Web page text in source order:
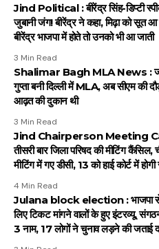
Jind Political : बीरेंद्र सिंह-डिप्टी
जुबानी जंग! बीरेंद्र ने कहा, मिढ़ा को सूत आ
बीरेंद्र भाजपा में होते तो उनको भी आ जाती
3 Min Read
Shalimar Bagh MLA News :
गुप्ता बनी दिल्ली में MLA, अब सीएम की
आढ़त की दुकान थी
3 Min Read
Jind Chairperson Meeting
तीसरी बार जिला परिषद की मीटिंग
मीटिंग में गए डीसी, 13 को हाई कोर्ट में
4 Min Read
Julana block election : भाजपा से
लिए टिकट मांगने वालों के हुए इंटरव्यू,
3 नाम, 17 लोगों ने चुनाव लड़ने की जताई